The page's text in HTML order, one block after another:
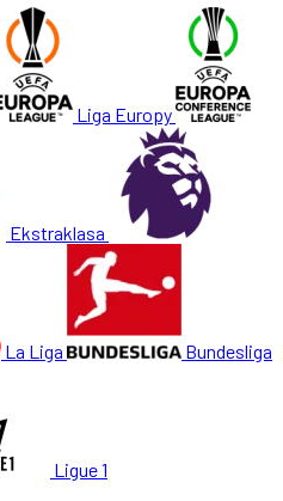
Liga Europy
Ekstraklasa
La Liga Bundesliga
Ligue 1